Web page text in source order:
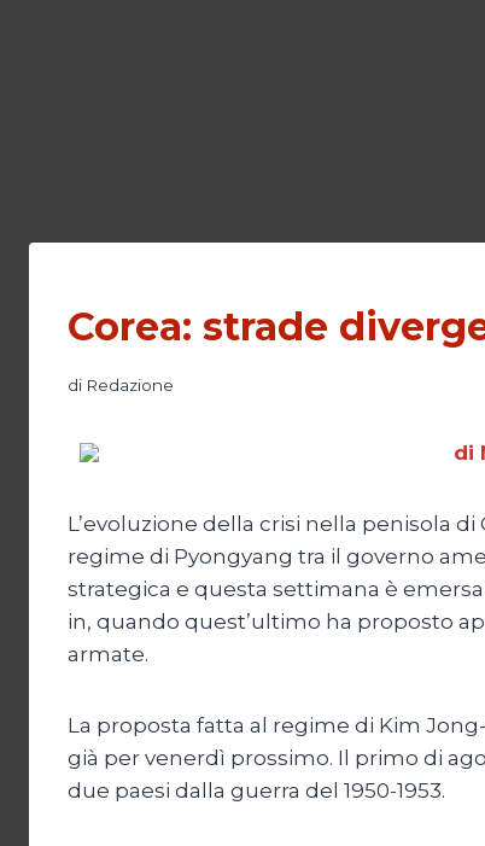
Corea: strade
di Redazione
di
L’evoluzione della crisi nella penisola
regime di Pyongyang tra il governo
strategica e questa settimana è
in, quando quest’ultimo ha proposto
armate.
La proposta fatta al regime di Kim
già per venerdì prossimo. Il primo di
due paesi dalla guerra del 1950-1953.